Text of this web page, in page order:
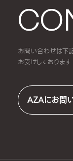
お問い合わせは下
お受けしております
AZAにお問